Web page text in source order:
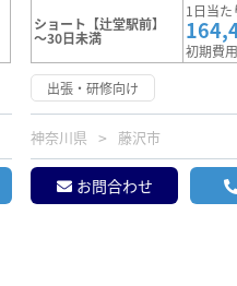
ショート【辻堂駅前】
～30日未満
1日当
初期費
出張・研修向け
神奈川県 藤沢市
お問合わせ